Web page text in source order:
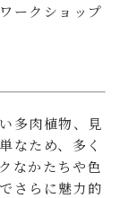
ークショップ
多肉植物、見
なため、多く
なかたちや色
さらに魅力的